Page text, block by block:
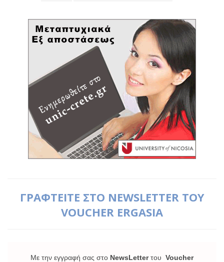
ΓΡΑΦΤΕΙΤΕ ΣΤΟ NEWSLETTER ΤΟΥ
VOUCHER ERGASIA
Με την εγγραφή σας στο NewsLetterτου Voucher